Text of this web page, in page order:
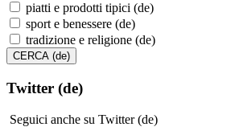
piatti e prodotti tipici (de)
sport e benessere (de)
tradizione e religione (de)
Twitter (de)
Seguici anche su Twitter (de)